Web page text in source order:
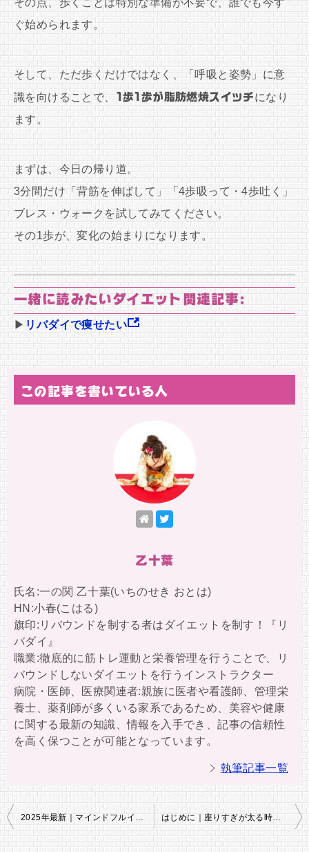
その点、歩くことは特別な準備が不要で、誰でも今す
ぐ始められます。
そして、ただ歩くだけではなく、「呼吸と姿勢」に意
識を向けることで、
1歩1歩が脂肪燃焼スイッチになり
ます。
まずは、今日の帰り道。
3分間だけ「背筋を伸ばして」「4歩吸って・4歩吐く」
ブレス・ウォークを試してみてください。
その1歩が、変化の始まりになります。
一緒に読みたいダイエット関連記事:
▶ リバダイで痩せたい
この記事を書いている人
乙十葉
氏名:一の関 乙十葉(いちのせき おとは)
HN:小春(こはる)
旗印:リバウンドを制する者はダイエットを制す！『リ
バダイ』
職業:徹底的に筋トレ運動と栄養管理を行うことで、リ
バウンドしないダイエットを行うインストラクター
病院・医師、医療関連者:親族に医者や看護師、管理栄
養士、薬剤師が多くいる家系であるため、美容や健康
に関する最新の知識、情報を入手でき、記事の信頼性
を高く保つことが可能となっています。
執筆記事一覧
投
2025年最新｜マインドフルイーティングで自然に痩せる！食べ過ぎ防止・満足感アップの新習慣とは？ はじめに｜座りすぎが太る時代、「立ち方」で痩せる時代へ